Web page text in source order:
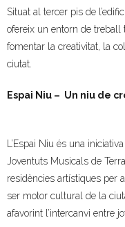
Grup de Teatre
- Muntatges
- Festival Jazz
- Cor Montserrat
Situat al tercer pis de
ofereix un entorn de
fomentar la creativitat, la
ciutat.
Espai Niu – Un niu de
L’Espai Niu és una
Joventuts Musicals de
residències artístiques per
ser motor cultural de la
afavorint l’intercanvi entre